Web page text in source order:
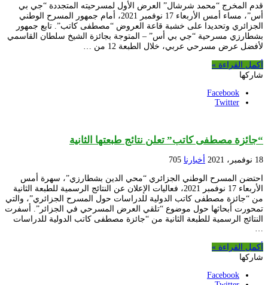
قدم المخرج “محمد شرشال” العرض الأول لمسرحيته المتجددة “جي بي
أس”، مساء أمس الأربعاء 17 نوفمبر 2021، أمام جمهور المسرح الوطني
الجزائري وتحديدا على خشبة قاعة العروض “مصطفى كاتب”. تابع جمهور
بشطارزي مسرحية “جي بي أس” – المتوجة بجائزة الشيخ سلطان القاسمي
لأفضل عرض مسرحي عربي، خلال الطبعة 12 من …
أكمل القراءة »
شاركها
Facebook
Twitter
“جائزة مصطفى كاتب” تعلن نتائج طبعتها الثانية
18 نوفمبر، 2021 أخبارنا 705
احتضن المسرح الوطني الجزائري “محي الدين بشطارزي”، سهرة أمس
الأربعاء 17 نوفمبر 2021، فعاليات الإعلان عن النتائج الرسمية للطبعة الثانية
من “جائزة مصطفى كاتب الدولية للدراسات حول المسرح الجزائري”، والتي
تمحورت أبحاثها حول موضوع “تلقي العرض المسرحي في الجزائر”. أسفرت
النتائج الرسمية للطبعة الثانية من “جائزة مصطفى كاتب الدولية للدراسات
…
أكمل القراءة »
شاركها
Facebook